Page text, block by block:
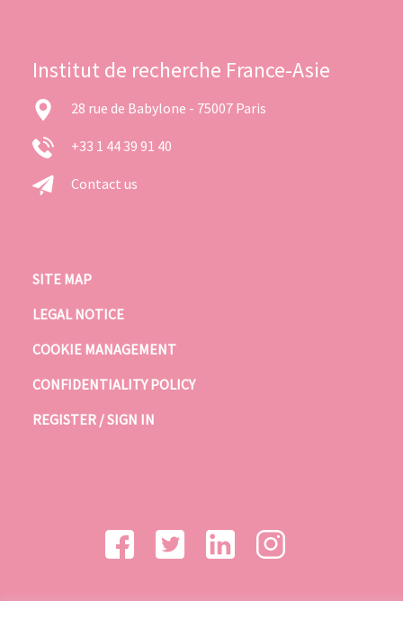
Institut de recherche France-Asie
28 rue de Babylone - 75007 Paris
+33 1 44 39 91 40
Contact us
SITE MAP
LEGAL NOTICE
COOKIE MANAGEMENT
CONFIDENTIALITY POLICY
REGISTER / SIGN IN